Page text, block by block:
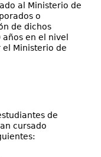
al Ministerio de
o
de dichos
en el nivel
Ministerio de
de
cursado